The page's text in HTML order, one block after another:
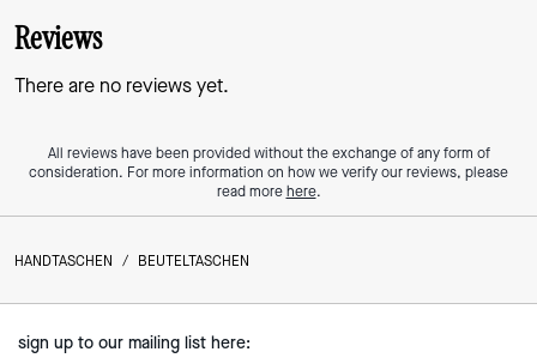
Reviews
There are no reviews yet.
All reviews have been provided without the exchange of any form of
consideration. For more information on how we verify our reviews, please
read morehere.
HANDTASCHEN / BEUTELTASCHEN
sign up to our mailing list here: